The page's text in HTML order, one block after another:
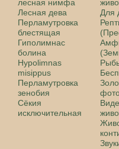
лесная нимфа
Лесная дева
Перламутровка
блестящая
Гиполимнас
болина
Hypolimnas
misippus
Перламутровка
зенобия
Сёкия
исключительная
Для